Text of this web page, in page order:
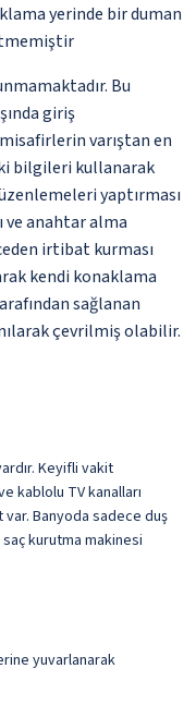
yerinde bir duman
Bu
giriş
varıştan en
bilgileri kullanarak
yaptırması
anahtar alma
irtibat kurması
kendi konaklama
sağlanan
çevrilmiş olabilir.
Keyifli vakit
kablolu TV kanalları
Banyoda sadece duş
kurutma makinesi
yuvarlanarak